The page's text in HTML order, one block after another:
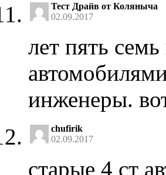
Тест Драйв от Коляныча
02.09.2017
лет пять
инженеры.
chufirik
02.09.2017
старые 4 ст